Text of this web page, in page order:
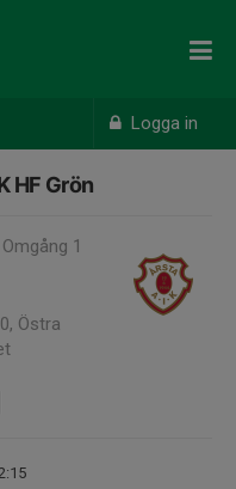
Logga in
HF Grön
1
Östra